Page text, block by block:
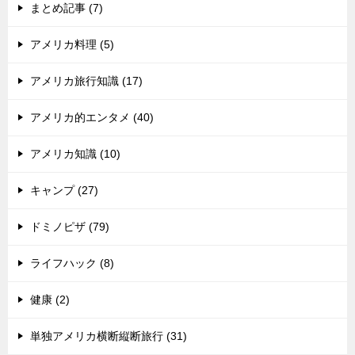
まとめ記事 (7)
アメリカ料理 (5)
アメリカ旅行知識 (17)
アメリカ的エンタメ (40)
アメリカ知識 (10)
キャンプ (27)
ドミノピザ (79)
ライフハック (8)
健康 (2)
単独アメリカ横断縦断旅行 (31)